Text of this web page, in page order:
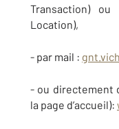
Transaction)
Location),
- par mail :
- ou directement
la page d’accueil):